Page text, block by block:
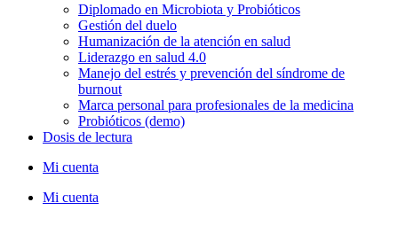
Diplomado en Microbiota y Probióticos
Gestión del duelo
Humanización de la atención en salud
Liderazgo en salud 4.0
Manejo del estrés y prevención del síndrome de
burnout
Marca personal para profesionales de la medicina
Probióticos (demo)
Dosis de lectura
Mi cuenta
Mi cuenta